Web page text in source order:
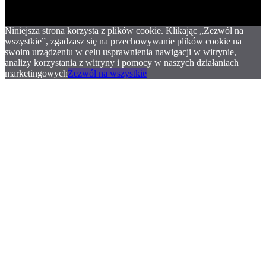
Niniejsza strona korzysta z plików cookie. Klikając „Zezwól na
wszystkie”, zgadzasz się na przechowywanie plików cookie na
swoim urządzeniu w celu usprawnienia nawigacji w witrynie,
analizy korzystania z witryny i pomocy w naszych działaniach
marketingowychZezwól na wszystkie